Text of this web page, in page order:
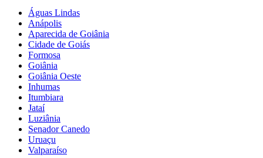
Águas Lindas
Anápolis
Aparecida de Goiânia
Cidade de Goiás
Formosa
Goiânia
Goiânia Oeste
Inhumas
Itumbiara
Jataí
Luziânia
Senador Canedo
Uruaçu
Valparaíso